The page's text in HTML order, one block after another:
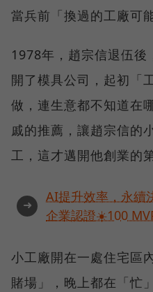
當兵前「換過的工廠可
1978年，趙宗信退伍後
開了模具公司，起初「
做，連生意都不知道在
戚的推薦，讓趙宗信的
工，這才邁開他創業的
➜
AI提升效率，永續
企業認證☀️100
小工廠開在一處住宅區
賭場」，晚上都在「忙